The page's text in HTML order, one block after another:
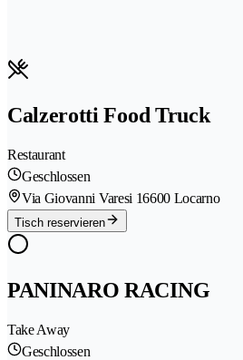
Calzerotti Food Truck
Restaurant
Geschlossen
Via Giovanni Varesi 16600 Locarno
Tisch reservieren
PANINARO RACING
Take Away
Geschlossen